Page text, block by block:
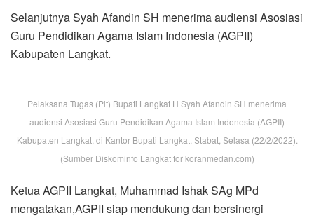
Selanjutnya Syah Afandin SH menerima audiensi Asosiasi
Guru Pendidikan Agama Islam Indonesia (AGPII)
Kabupaten Langkat.
Pelaksana Tugas (Plt) Bupati Langkat H Syah Afandin SH menerima
audiensi Asosiasi Guru Pendidikan Agama Islam Indonesia (AGPII)
Kabupaten Langkat, di Kantor Bupati Langkat, Stabat, Selasa (22/2/2022).
(Sumber Diskominfo Langkat for koranmedan.com)
Ketua AGPII Langkat, Muhammad Ishak SAg MPd
mengatakan,AGPII siap mendukung dan bersinergi